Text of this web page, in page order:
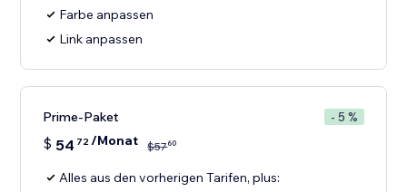
Farbe anpassen
Link anpassen
Prime-Paket - 5 %
$ 54 72/Monat $5760
Alles aus den vorherigen Tarifen, plus: